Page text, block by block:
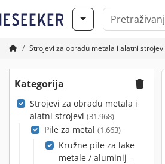
Strojevi za obradu metala i alatni strojevi
Kategorija
Strojevi za obradu metala i
alatni strojevi (31.968)
Pile za metal (1.663)
Kružne pile za lake
metale / aluminij –